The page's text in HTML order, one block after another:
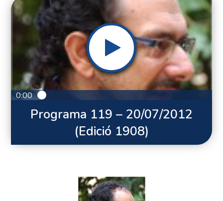
0:00
Programa 119 – 20/07/2012
(Edició 1908)